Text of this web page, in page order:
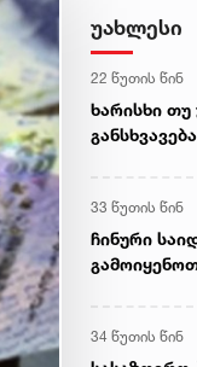
უახლესი
22 წუთის წინ
ხარისხი
33 წუთის წინ
ჩინური
34 წუთის წინ